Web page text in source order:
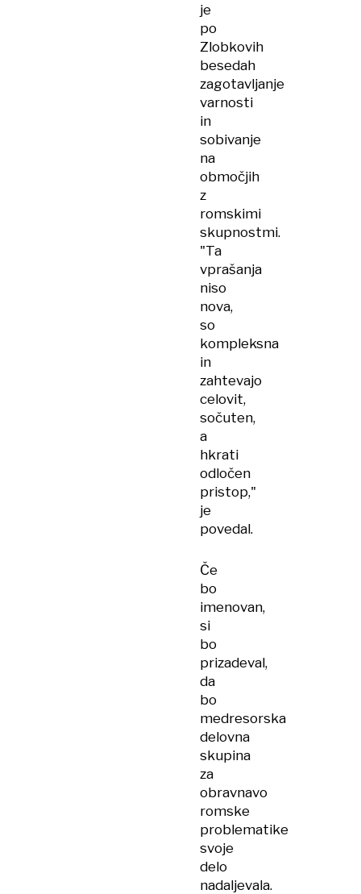
je
po
Zlobkovih
besedah
zagotavljanje
varnosti
in
sobivanje
na
območjih
z
romskimi
skupnostmi.
"Ta
vprašanja
niso
nova,
so
kompleksna
in
zahtevajo
celovit,
sočuten,
a
hkrati
odločen
pristop,"
je
povedal.
Če
bo
imenovan,
si
bo
prizadeval,
da
bo
medresorska
delovna
skupina
za
obravnavo
romske
problematike
svoje
delo
nadaljevala.